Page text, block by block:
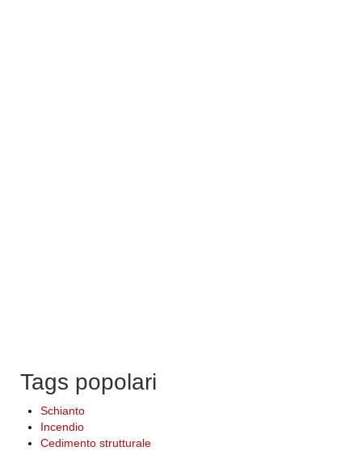
Tags popolari
Schianto
Incendio
Cedimento strutturale